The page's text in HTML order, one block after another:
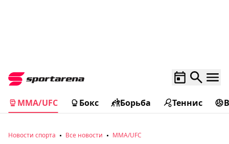
MMA/UFC Бокс Борьба Теннис
Новости спорта Все новости MMA/UFC